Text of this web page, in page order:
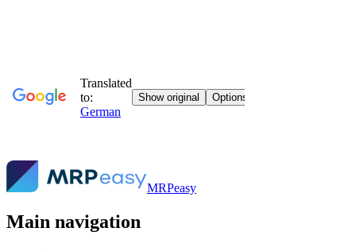
MRPeasy
Main navigation